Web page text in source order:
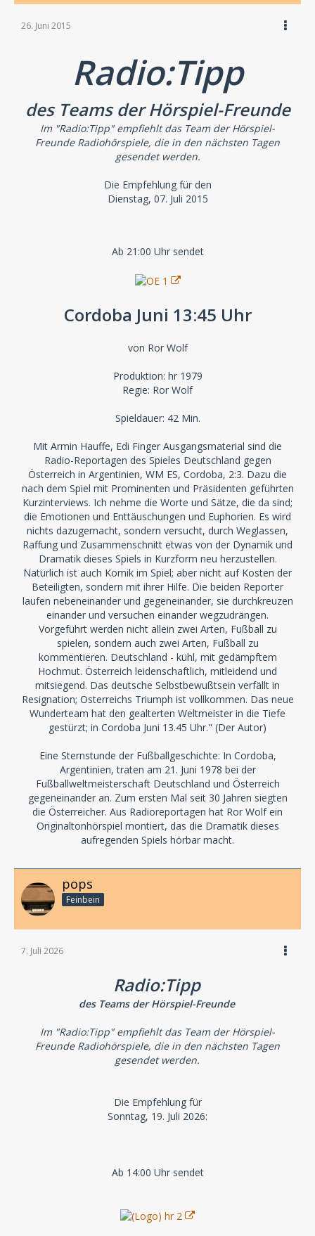
26. Juni 2015
Radio:Tipp
des Teams der Hörspiel-Freunde
Im "Radio:Tipp" empfiehlt das Team der Hörspiel-
Freunde Radiohörspiele, die in den nächsten Tagen
gesendet werden.
Die Empfehlung für den
Dienstag, 07. Juli 2015
Ab 21:00 Uhr sendet
Cordoba Juni 13:45 Uhr
von Ror Wolf
Produktion: hr 1979
Regie: Ror Wolf
Spieldauer: 42 Min.
Mit Armin Hauffe, Edi Finger Ausgangsmaterial sind die
Radio-Reportagen des Spieles Deutschland gegen
Österreich in Argentinien, WM ES, Cordoba, 2:3. Dazu die
nach dem Spiel mit Prominenten und Präsidenten geführten
Kurzinterviews. Ich nehme die Worte und Sätze, die da sind;
die Emotionen und Enttäuschungen und Euphorien. Es wird
nichts dazugemacht, sondern versucht, durch Weglassen,
Raffung und Zusammenschnitt etwas von der Dynamik und
Dramatik dieses Spiels in Kurzform neu herzustellen.
Natürlich ist auch Komik im Spiel; aber nicht auf Kosten der
Beteiligten, sondern mit ihrer Hilfe. Die beiden Reporter
laufen nebeneinander und gegeneinander, sie durchkreuzen
einander und versuchen einander wegzudrängen.
Vorgeführt werden nicht allein zwei Arten, Fußball zu
spielen, sondern auch zwei Arten, Fußball zu
kommentieren. Deutschland - kühl, mit gedämpftem
Hochmut. Österreich leidenschaftlich, mitleidend und
mitsiegend. Das deutsche Selbstbewußtsein verfällt in
Resignation; Osterreichs Triumph ist vollkommen. Das neue
Wunderteam hat den gealterten Weltmeister in die Tiefe
gestürzt; in Cordoba Juni 13.45 Uhr." (Der Autor)
Eine Sternstunde der Fußballgeschichte: In Cordoba,
Argentinien, traten am 21. Juni 1978 bei der
Fußballweltmeisterschaft Deutschland und Österreich
gegeneinander an. Zum ersten Mal seit 30 Jahren siegten
die Österreicher. Aus Radioreportagen hat Ror Wolf ein
Originaltonhörspiel montiert, das die Dramatik dieses
aufregenden Spiels hörbar macht.
pops
Feinbein
7. Juli 2026
Radio:Tipp
des Teams der Hörspiel-Freunde
Im "Radio:Tipp" empfiehlt das Team der Hörspiel-
Freunde Radiohörspiele, die in den nächsten Tagen
gesendet werden.
Die Empfehlung für
Sonntag, 19. Juli 2026:
Ab 14:00 Uhr sendet